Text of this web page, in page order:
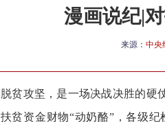
漫画说纪|
来源： 中央
贫攻坚，是一场决战决胜的硬
贫资金财物“动奶酪”，各级